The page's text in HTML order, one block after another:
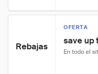
Rebajas
OFERTA
save up
En todo el